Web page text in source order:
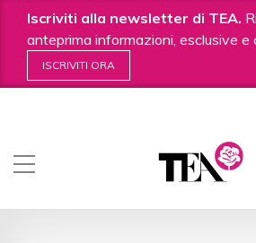
Iscriviti alla newsletter di TEA.
anteprima informazioni, esclusive e
ISCRIVITI ORA
contenuti.
|